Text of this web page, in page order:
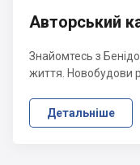
Авторський
Знайомтесь з
життя. Новобудови
Детальніше